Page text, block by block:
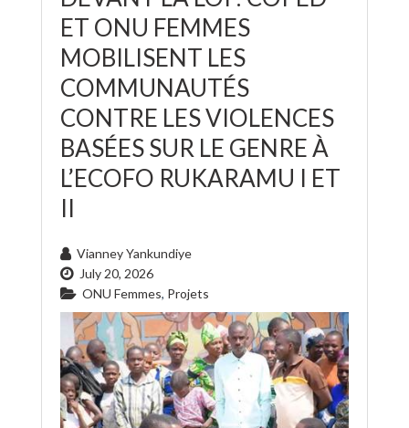
ET ONU FEMMES
MOBILISENT LES
COMMUNAUTÉS
CONTRE LES VIOLENCES
BASÉES SUR LE GENRE À
L’ECOFO RUKARAMU I ET
II
Vianney Yankundiye
July 20, 2026
ONU Femmes, Projets